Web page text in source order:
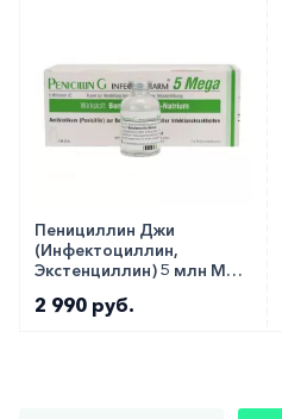
Пенициллин Джи
(Инфектоциллин,
Экстенциллин) 5 млн МЕ
2 990 руб.